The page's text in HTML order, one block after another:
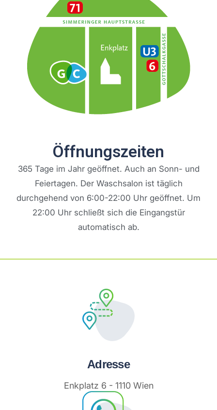
Öffnungszeiten
365 Tage im Jahr geöffnet. Auch an Sonn- und
Feiertagen. Der Waschsalon ist täglich
durchgehend von 6:00-22:00 Uhr geöffnet. Um
22:00 Uhr schließt sich die Eingangstür
automatisch ab.
Adresse
Enkplatz 6 - 1110 Wien